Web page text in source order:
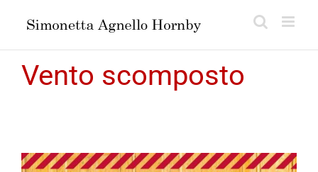
Vento scomposto